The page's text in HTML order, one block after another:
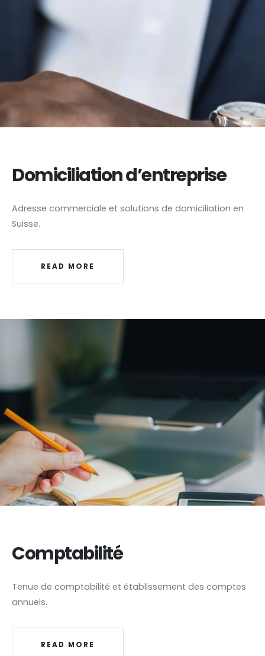
Domiciliation d’entreprise
Adresse commerciale et solutions de domiciliation en
Suisse.
READ MORE
Comptabilité
Tenue de comptabilité et établissement des comptes
annuels.
READ MORE